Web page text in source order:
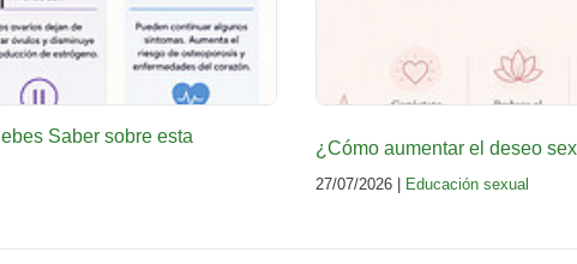
Saber sobre esta
¿Cómo aumentar el deseo
27/07/2026 | Educación sexual